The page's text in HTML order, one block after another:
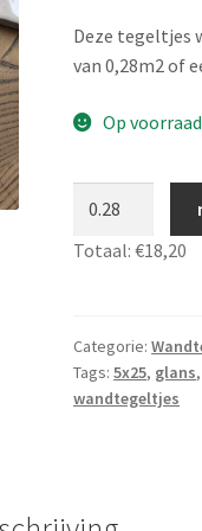
Deze tegeltjes
van 0,28m2 of
Op voorraad
langwerpige
aantal
Totaal:€18,20
Categorie:
Tags:5x25, glans,
wandtegeltjes